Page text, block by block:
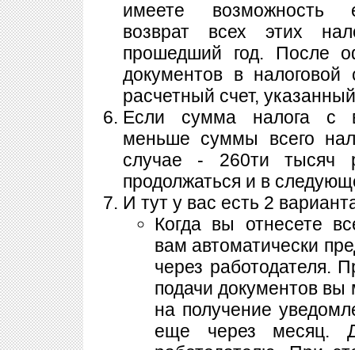
имеете возможность
возврат всех этих
прошедший год. После
документов в
расчетный счет,
Если сумма налога с
меньше суммы всего
случае - 260ти тысяч
продолжаться и в
И тут у вас есть 2
Когда вы отнесете
вам автоматически
через работодателя.
подачи документов вы
на получение
еще через месяц.